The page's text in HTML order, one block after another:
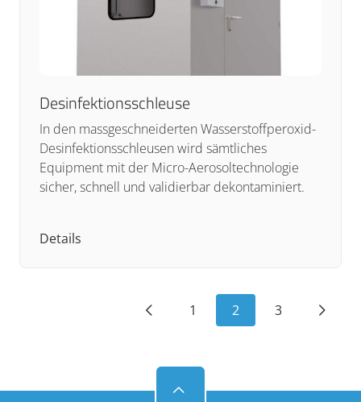
Desinfektionsschleuse
In den massgeschneiderten Wasserstoffperoxid-
Desinfektionsschleusen wird sämtliches
Equipment mit der Micro-Aerosoltechnologie
sicher, schnell und validierbar dekontaminiert.
Details
1 2 3